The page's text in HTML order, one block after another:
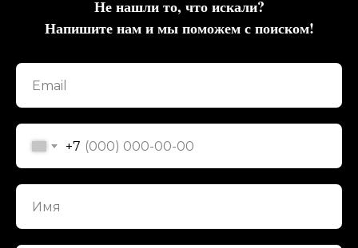
Не нашли то, что искали?
Напишите нам и мы поможем с поиском!
+7